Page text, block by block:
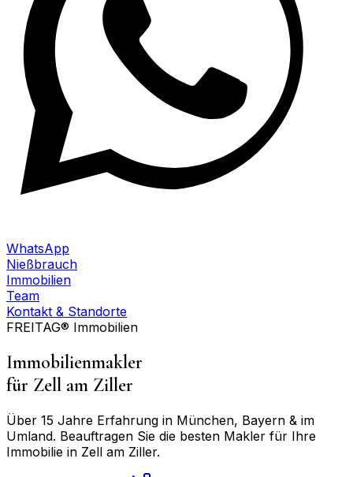
WhatsApp
Nießbrauch
Immobilien
Team
Kontakt & Standorte
FREITAG® Immobilien
Immobilienmakler
für Zell am Ziller
Über 15 Jahre Erfahrung in München, Bayern & im
Umland. Beauftragen Sie die besten Makler für Ihre
Immobilie in Zell am Ziller.